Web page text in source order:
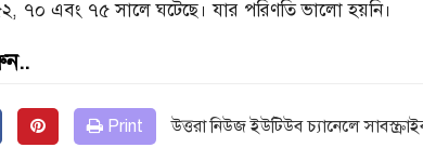
৭০ এবং ৭৫ সালে ঘটেছে। যার পরিণতি ভালো হয়নি।
Print উত্তরা নিউজ ইউটিউব চ্যানেলে